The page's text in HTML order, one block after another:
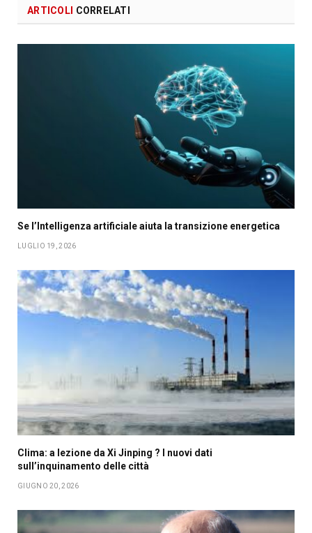
ARTICOLI CORRELATI
Se l’Intelligenza artificiale aiuta la transizione energetica
LUGLIO 19, 2026
Clima: a lezione da Xi Jinping ? I nuovi dati
sull’inquinamento delle città
GIUGNO 20, 2026